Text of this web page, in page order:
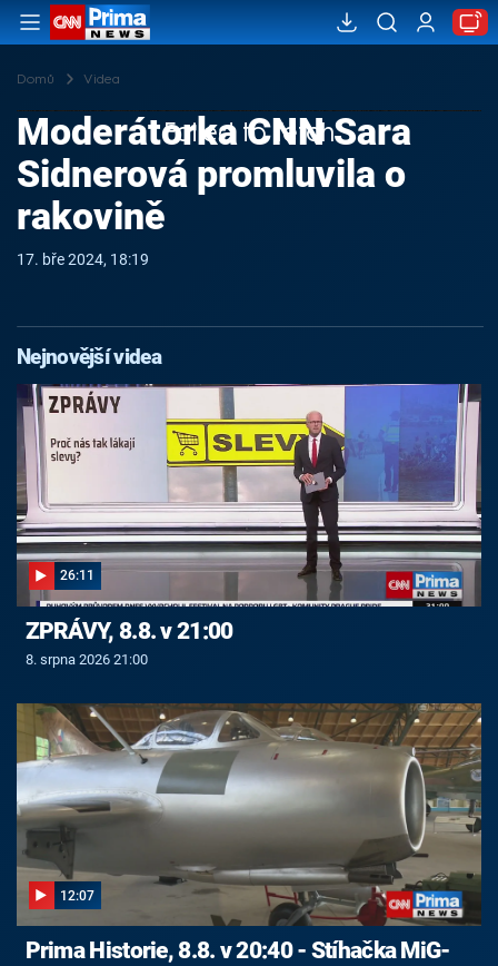
Domů Videa
Failed to fetch
Moderátorka CNN Sara
Sidnerová promluvila o
rakovině
17. bře 2024, 18:19
Nejnovější videa
26:11
ZPRÁVY, 8.8. v 21:00
8. srpna 2026 21:00
12:07
Prima Historie, 8.8. v 20:40 - Stíhačka MiG-